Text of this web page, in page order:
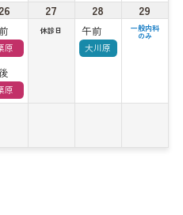
26
原
原
27
休診日
28
午前
大川原
29
一般内科
のみ